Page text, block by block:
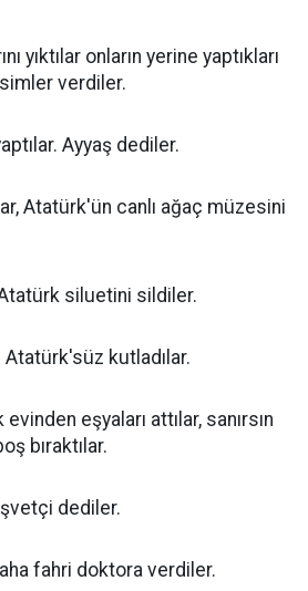
yıktılar onların yerine yaptıkları
verdiler.
Ayyaş dediler.
Atatürk'ün canlı ağaç müzesini
Atatürk siluetini sildiler.
Atatürk'süz kutladılar.
eşyaları attılar, sanırsın
bıraktılar.
dediler.
fahri doktora verdiler.